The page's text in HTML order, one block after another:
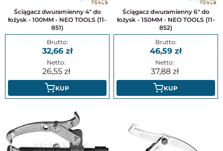
Ściągacz dwuramienny 4" do
łożysk - 100MM - NEO TOOLS (11-
851)
32,66
26,55
KUP
Ściągacz dwuramienny 6" do
łożysk - 150MM - NEO TOOLS (11-
852)
46,59
37,88
KUP